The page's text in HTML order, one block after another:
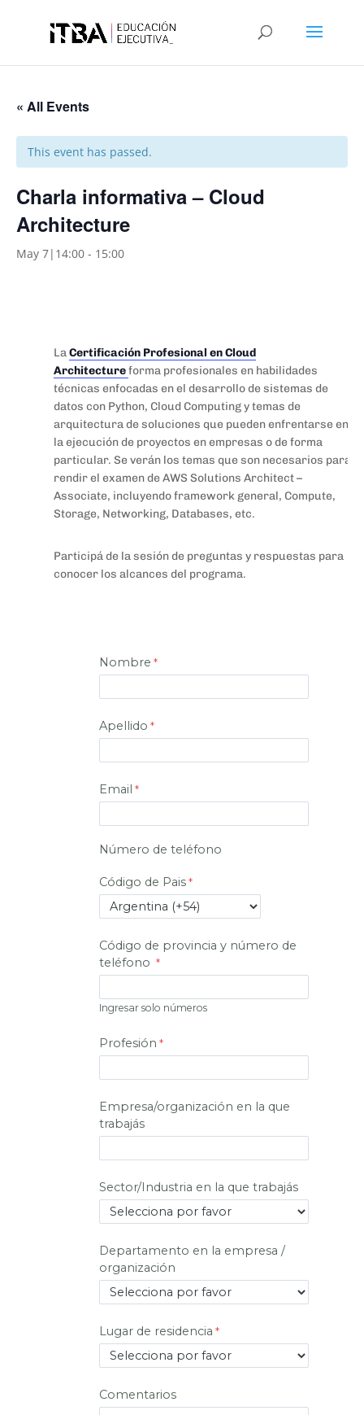
« All Events
This event has passed.
Charla informativa – Cloud
Architecture
May 7|14:00 - 15:00
LaCertificación Profesional en Cloud
Architectureforma profesionales en habilidades
técnicas enfocadas en el desarrollo de sistemas de
datos con Python, Cloud Computing y temas de
arquitectura de soluciones que pueden enfrentarse en
la ejecución de proyectos en empresas o de forma
particular. Se verán los temas que son necesarios para
rendir el examen de AWS Solutions Architect –
Associate, incluyendo framework general, Compute,
Storage, Networking, Databases, etc.
Participá de la sesión de preguntas y respuestas para
conocer los alcances del programa.
Nombre
Apellido
Email
Número de teléfono
Código de Pais
Código de provincia y número de
teléfono
Ingresar solo números
Profesión
Empresa/organización en la que
trabajás
Sector/Industria en la que trabajás
Departamento en la empresa /
organización
Lugar de residencia
Comentarios